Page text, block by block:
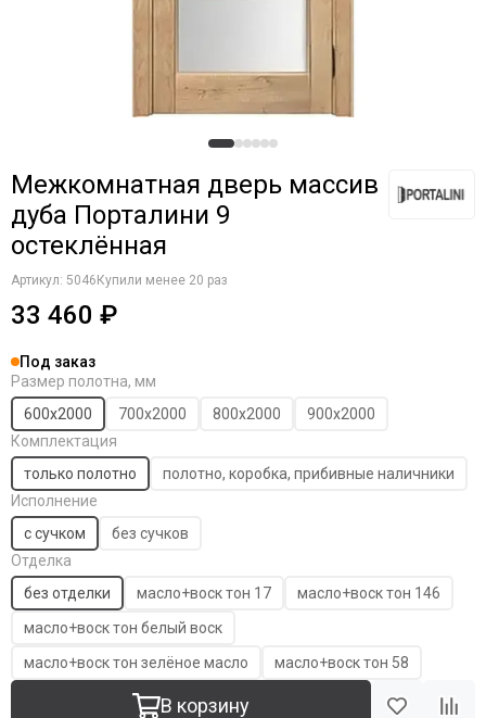
Межкомнатная дверь массив
дуба Порталини 9
остеклённая
Артикул: 5046 Купили менее 20 раз
33 460 ₽
Под заказ
Размер полотна, мм
600х2000
700х2000 800х2000
900х2000
Комплектация
только полотно
полотно, коробка, прибивные наличники
Исполнение
с сучком
без сучков
Отделка
без отделки
масло+воск тон 17
масло+воск тон 146
масло+воск тон белый воск
масло+воск тон зелёное масло
масло+воск тон 58
В корзину